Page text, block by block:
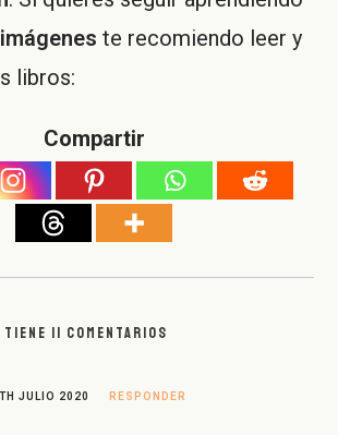
te recomiendo leer y
libros:
Compartir
11 COMENTARIOS
JULIO 2020 RESPONDER